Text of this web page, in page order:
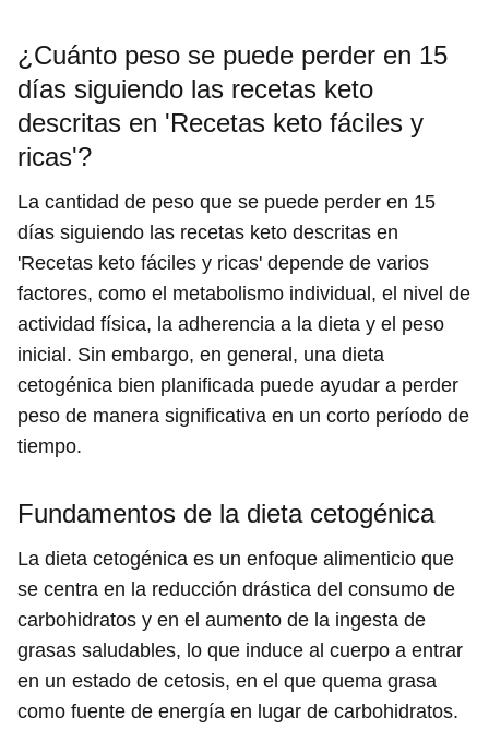
¿Cuánto peso se puede perder en 15
días siguiendo las recetas keto
descritas en 'Recetas keto fáciles y
ricas'?
La cantidad de peso que se puede perder en 15
días siguiendo las recetas keto descritas en
'Recetas keto fáciles y ricas' depende de varios
factores, como el metabolismo individual, el nivel de
actividad física, la adherencia a la dieta y el peso
inicial. Sin embargo, en general, una dieta
cetogénica bien planificada puede ayudar a perder
peso de manera significativa en un corto período de
tiempo.
Fundamentos de la dieta cetogénica
La dieta cetogénica es un enfoque alimenticio que
se centra en la reducción drástica del consumo de
carbohidratos y en el aumento de la ingesta de
grasas saludables, lo que induce al cuerpo a entrar
en un estado de cetosis, en el que quema grasa
como fuente de energía en lugar de carbohidratos.